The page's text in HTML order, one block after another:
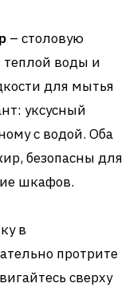
– столовую
воды и
для мытья
уксусный
с водой. Оба
безопасны для
шкафов.
в
протрите
сверху